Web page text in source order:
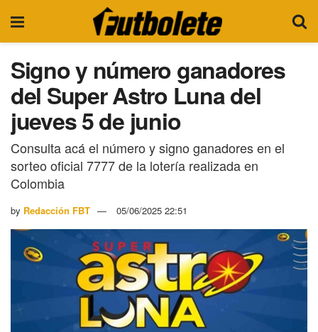
Signo y número ganadores
del Super Astro Luna del
jueves 5 de junio
Consulta acá el número y signo ganadores en el
sorteo oficial 7777 de la lotería realizada en
Colombia
by Redacción FBT 05/06/2025 22:51